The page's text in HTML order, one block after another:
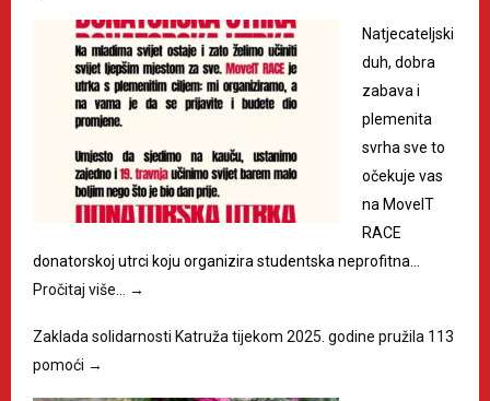
Natjecateljski
duh, dobra
zabava i
plemenita
svrha sve to
očekuje vas
na MoveIT
RACE
donatorskoj utrci koju organizira studentska neprofitna…
Pročitaj više…
→
Zaklada solidarnosti Katruža tijekom 2025. godine pružila 113
pomoći →